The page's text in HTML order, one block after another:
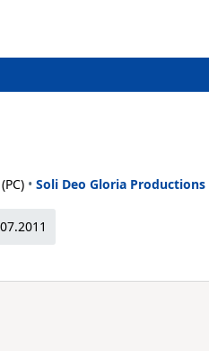
(PC) • Soli Deo Gloria Productions